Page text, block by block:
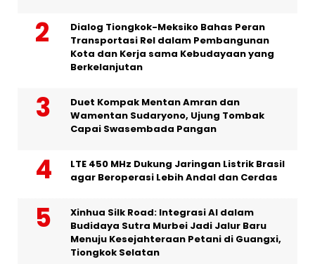
Dialog Tiongkok-Meksiko Bahas Peran
Transportasi Rel dalam Pembangunan
Kota dan Kerja sama Kebudayaan yang
Berkelanjutan
Duet Kompak Mentan Amran dan
Wamentan Sudaryono, Ujung Tombak
Capai Swasembada Pangan
LTE 450 MHz Dukung Jaringan Listrik Brasil
agar Beroperasi Lebih Andal dan Cerdas
Xinhua Silk Road: Integrasi AI dalam
Budidaya Sutra Murbei Jadi Jalur Baru
Menuju Kesejahteraan Petani di Guangxi,
Tiongkok Selatan